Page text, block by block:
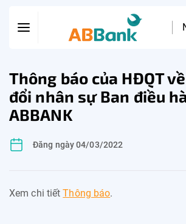
Thông báo của HĐQT
đổi nhân sự Ban điều
ABBANK
Đăng ngày 04/03/2022
Xem chi tiếtThông báo.